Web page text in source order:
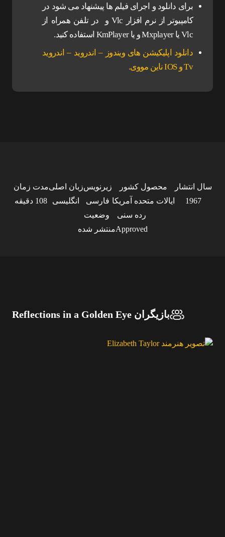
برای دانلود و اجرای فیلم ها پیشنهاد می شود در
کامپیوتر از نرم افزار Vlc و در تلفن همراه از
Vlc یا Mxplayer و یا KmPlayer استفاده کنید.
دانلود اپلیکیشن های ویندوز – اندروید – اندروید
Tv و IOS ناین مووی.
سال انتشار
1967
محصول کشور
ایالات متحده آمریکا
زیرنویس
فارسی
زبان اصلی
انگلیسی
مدت زمان
108 دقیقه
رده سنی
Approved
وضعیت
منتشر شده
بازیگران Reflections in a Golden Eye